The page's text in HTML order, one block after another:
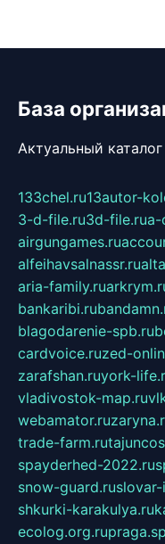
База
Актуальный
133chel.ru13autor-
3-d-file.ru3d-file.rua-
airgungames.ru
alfeihavsalnassr.ru
aria-family.ru
bankaribi.ru
blagodarenie-spb.ru
cardvoice.ruzed-
zarafshan.ruyork-
vladivostok-map.ru
webamator.ru
trade-farm.ru
spayderhed-2022.ru
snow-guard.ru
shkurki-karakulya.ru
ecolog.org.ru